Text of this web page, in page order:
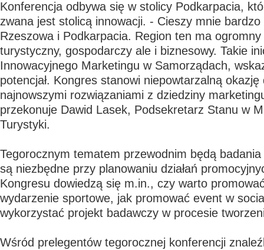
Konferencja odbywa się w stolicy Podkarpacia,
zwana jest stolicą innowacji. - Cieszy mnie
Rzeszowa i Podkarpacia. Region ten ma ogromny
turystyczny, gospodarczy ale i biznesowy. Takie
Innowacyjnego Marketingu w Samorządach,
potencjał. Kongres stanowi niepowtarzalną
najnowszymi rozwiązaniami z dziedziny
przekonuje Dawid Lasek, Podsekretarz Stanu w
Turystyki.
Tegorocznym tematem przewodnim będą
są niezbędne przy planowaniu działań
Kongresu dowiedzą się m.in., czy warto
wydarzenie sportowe, jak promować event w
wykorzystać projekt badawczy w procesie
Wśród prelegentów tegorocznej konferencji